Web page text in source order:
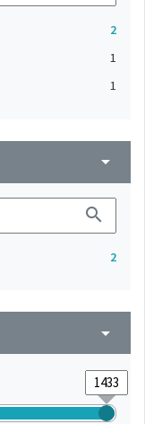
2
1
1
arrow_drop_down
search
2
arrow_drop_down